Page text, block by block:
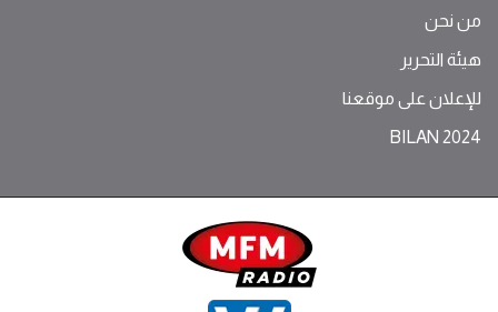
من نحن
هيئة التحرير
للإعلان على موقعنا
BILAN 2024